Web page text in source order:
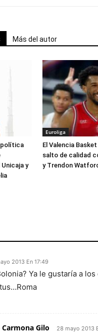
Más del autor
política
y
Euroliga
El Valencia
salto de calidad
y Trendon
2013 En 17:49
Ya le gustaría a
Carmona Gilo 28 mayo 2013